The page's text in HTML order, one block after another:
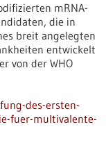
mRNA-
die in
breit angelegten
entwickelt
von der WHO
des-ersten-
fuer-multivalente-